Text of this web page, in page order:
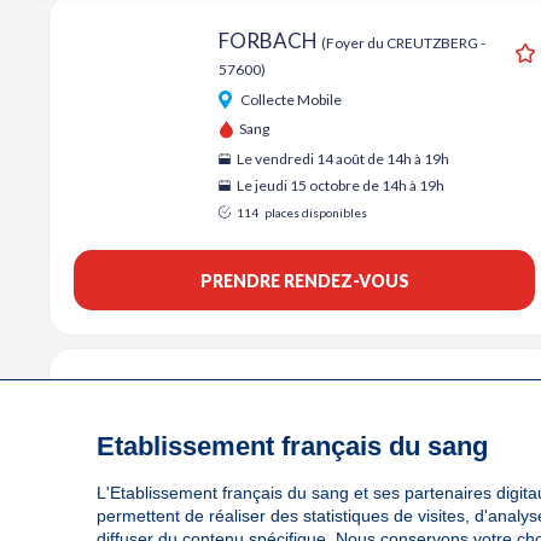
FORBACH (Foyer du CREUTZBERG -
57600)
Collecte Mobile
Sang
Le vendredi 14 août de 14h à 19h
Le jeudi 15 octobre de 14h à 19h
114 places disponibles
PRENDRE RENDEZ-VOUS
Collecte Mobile
Le jeudi 17 septembre de 14h30 à 19h
Etablissement français du sang
L'Etablissement français du sang et ses partenaires
permettent de réaliser des statistiques de visites,